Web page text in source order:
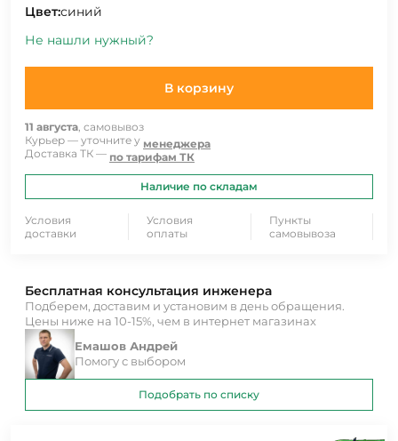
Цвет:синий
Не нашли нужный?
В корзину
11 августа, самовывоз
Курьер — уточните у менеджера
Доставка ТК — по тарифам ТК
Наличие по складам
Условия
доставки
Условия
оплаты
Пункты
самовывоза
Бесплатная консультация инженера
Подберем, доставим и установим в день обращения.
Цены ниже на 10-15%, чем в интернет магазинах
Емашов Андрей
Помогу с выбором
Подобрать по списку